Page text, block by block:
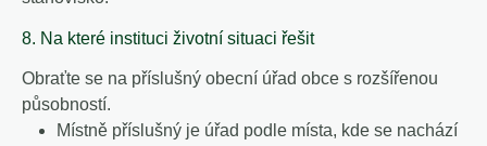
8. Na které instituci životní situaci řešit
Obraťte se na příslušný obecní úřad obce s rozšířenou
působností.
Místně příslušný je úřad podle místa, kde se nachází